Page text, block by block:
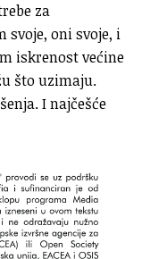
za
oni svoje, i
iskrenost većine
što uzimaju.
I najčešće